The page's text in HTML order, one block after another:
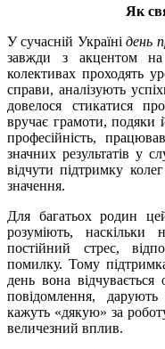
Як
У сучасній Українідень
завжди з акцентом
колективах проходять
справи, аналізують
довелося стикатися
вручає грамоти, подяки
професійність,
значних результатів у
відчути підтримку
значення.
Для багатьох родин
розуміють,
постійний стрес,
помилку. Тому
день вона
повідомлення,
кажуть «дякую» за
величезний вплив.